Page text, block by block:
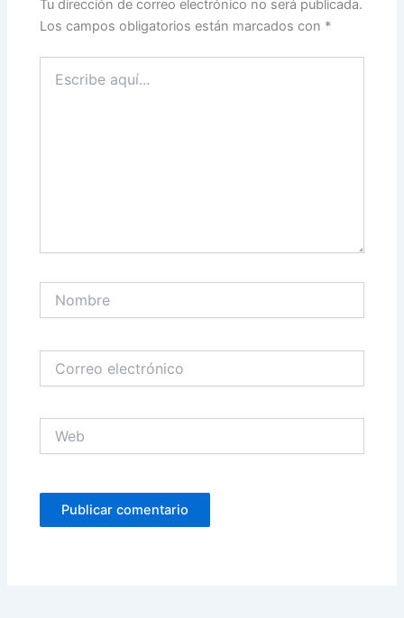
Tu dirección de correo electrónico no será publicada.
Los campos obligatorios están marcados con *
aquí...
electrónico